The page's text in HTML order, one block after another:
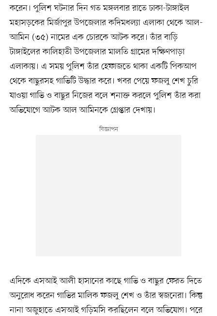
করেন। পুলিশ ঘটনার দিন গত মঙ্গলবার রাতে ঢাকা-টাঙ্গাইল
মহাসড়কের মির্জাপুর উপজেলার কদিমধল্যা এলাকা থেকে আল-
আমিন (৩৫) নামের এক চোরকে আটক করে। তাঁর বাড়ি
টাঙ্গাইলের কালিহাতী উপজেলার মালতি গ্রামের দক্ষিণপাড়া
এলাকায়। এ সময় পুলিশ তাঁর হেফাজতে থাকা একটি পিকআপ
থেকে বাছুরসহ গাভিটি উদ্ধার করে। খবর পেয়ে ফজলু শেখ চুরি
যাওয়া গাভি ও বাছুর নিজের বলে শনাক্ত করলে পুলিশ তাঁর করা
অভিযোগে আটক আল আমিনকে গ্রেপ্তার দেখায়।
এদিকে এসআই আলী হাসানের কাছে গাভি ও বাছুর ফেরত দিতে
অনুরোধ করেন গাভির মালিক ফজলু শেখ ও তাঁর স্বজনেরা। কিন্তু
নানা অজুহাতে এসআই গড়িমসি করছিলেন বলে অভিযোগ। পরে